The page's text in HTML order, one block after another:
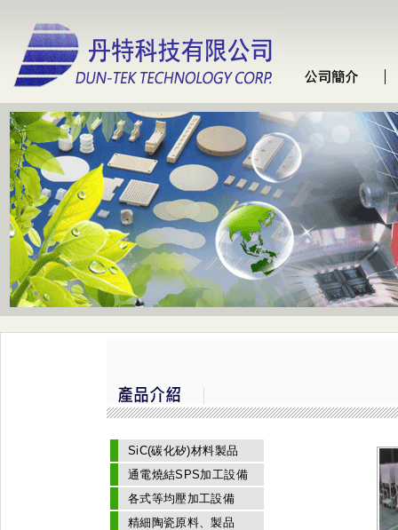
SiC(碳化矽)材料製品
通電燒結SPS加工設備
各式等均壓加工設備
精細陶瓷原料、製品